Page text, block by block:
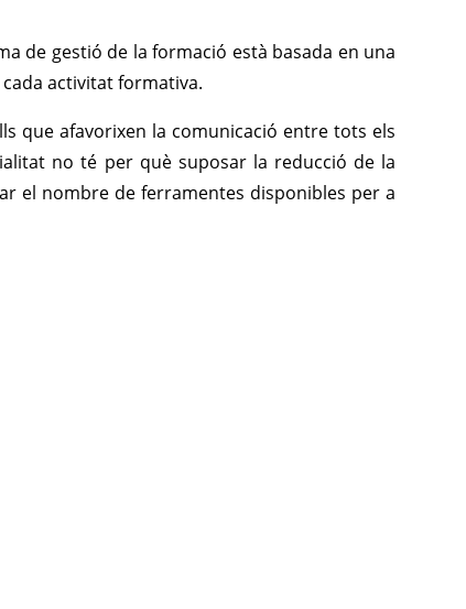
de gestió de la formació està basada en una
activitat formativa.
que afavorixen la comunicació entre tots els
no té per què suposar la reducció de la
el nombre de ferramentes disponibles per a